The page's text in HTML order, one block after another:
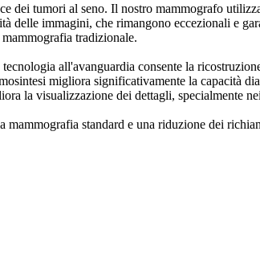
dei tumori al seno. Il nostro mammografo
delle immagini, che rimangono eccezionali e
tradizionale.
tecnologia all'avanguardia consente la
migliora significativamente la capacità
la visualizzazione dei dettagli, specialmente
standard e una riduzione dei